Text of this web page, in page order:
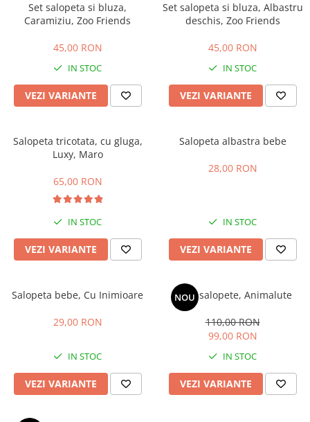
Set salopeta si bluza,
Caramiziu, Zoo Friends
45,00 RON
IN STOC
VEZI VARIANTE
Set salopeta si bluza, Albastru
deschis, Zoo Friends
45,00 RON
IN STOC
VEZI VARIANTE
Salopeta tricotata, cu gluga,
Luxy, Maro
65,00 RON
IN STOC
VEZI VARIANTE
Salopeta albastra bebe
28,00 RON
IN STOC
VEZI VARIANTE
Salopeta bebe, Cu Inimioare
29,00 RON
IN STOC
VEZI VARIANTE
NOU
Set 3 salopete, Animalute
110,00 RON
99,00 RON
IN STOC
VEZI VARIANTE